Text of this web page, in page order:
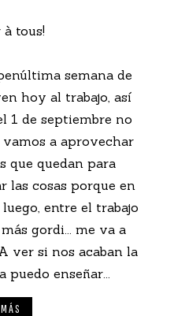
tous!
semana de
hoy al trabajo, así
1 de septiembre no
a aprovechar
que quedan para
las cosas porque en
entre el trabajo
gordi... me va a
ver si nos acaban la
enseñar...